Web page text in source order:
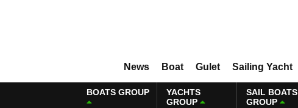
News Boat Gulet Sailing Yacht
BOATS GROUP
YACHTS
GROUP
SAIL BOATS
GROUP